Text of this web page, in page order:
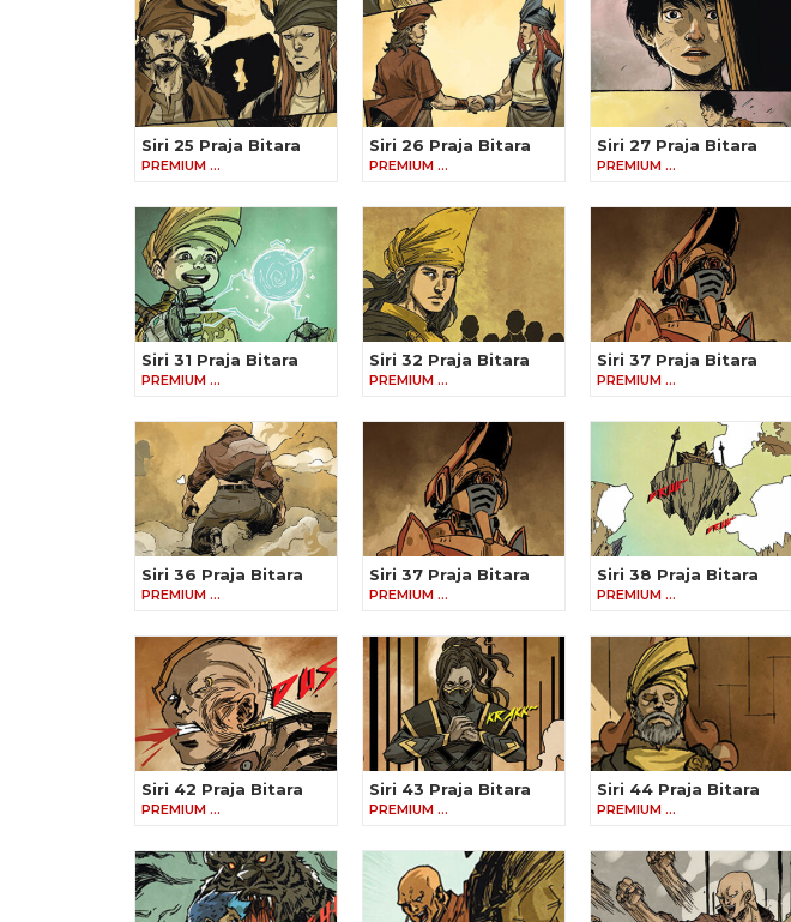
Siri 25 Praja Bitara
PREMIUM …
Siri 26 Praja Bitara
PREMIUM …
Siri 27 Praja Bitara
PREMIUM …
Siri 31 Praja Bitara
PREMIUM …
Siri 32 Praja Bitara
PREMIUM …
Siri 37 Praja Bitara
PREMIUM …
Siri 36 Praja Bitara
PREMIUM …
Siri 37 Praja Bitara
PREMIUM …
Siri 38 Praja Bitara
PREMIUM …
Siri 42 Praja Bitara
PREMIUM …
Siri 43 Praja Bitara
PREMIUM …
Siri 44 Praja Bitara
PREMIUM …